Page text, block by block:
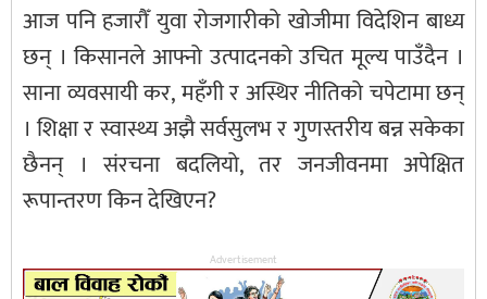
आज पनि हजारौँ युवा रोजगारीको खोजीमा विदेशिन बाध्य
छन् । किसानले आफ्नो उत्पादनको उचित मूल्य पाउँदैन ।
साना व्यवसायी कर, महँगी र अस्थिर नीतिको चपेटामा छन्
। शिक्षा र स्वास्थ्य अझै सर्वसुलभ र गुणस्तरीय बन्न सकेका
छैनन् । संरचना बदलियो, तर जनजीवनमा अपेक्षित
रूपान्तरण किन देखिएन?
Advertisement